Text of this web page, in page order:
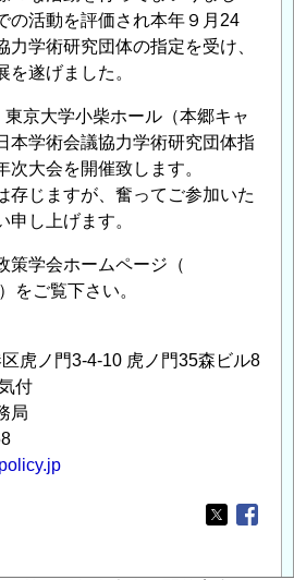
の活動を評価され本年９月24
力学術研究団体の指定を受け、
遂げました。
京大学小柴ホール（本郷キャ
本学術会議協力学術研究団体指
次大会を開催致します。
存じますが、奮ってご参加いた
申し上げます。
策学会ホームページ（
をご覧下さい。
虎ノ門3-4-10 虎ノ門35森ビル8
気付
局
Opens in